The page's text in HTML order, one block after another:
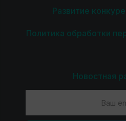
Развитие
Политика обработки
Новостная